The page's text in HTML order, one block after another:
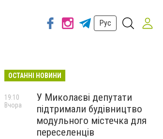
Рус
ОСТАННІ НОВИНИ
У Миколаєві депутати
підтримали будівництво
модульного містечка для
переселенців
19:10
Вчора